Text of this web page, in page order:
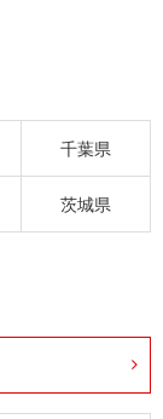
千葉県
茨城県